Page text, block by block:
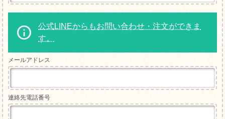
公式LINEからもお問い合わせ・注文ができま
す。
メールアドレス
連絡先電話番号